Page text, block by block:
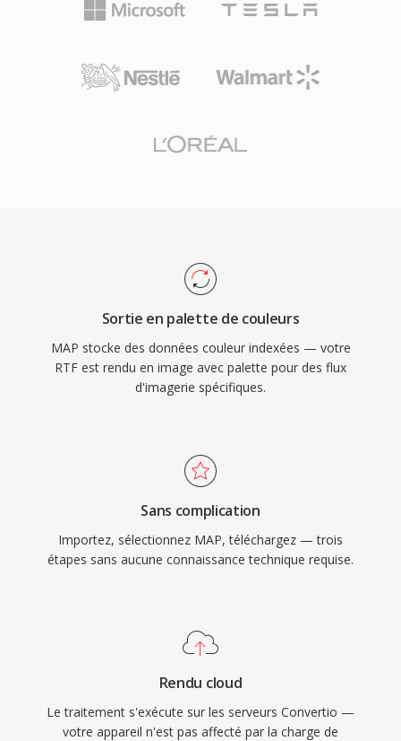
Sortie en palette de couleurs
MAP stocke des données couleur indexées — votre
RTF est rendu en image avec palette pour des flux
d'imagerie spécifiques.
Sans complication
Importez, sélectionnez MAP, téléchargez — trois
étapes sans aucune connaissance technique requise.
Rendu cloud
Le traitement s'exécute sur les serveurs Convertio —
votre appareil n'est pas affecté par la charge de